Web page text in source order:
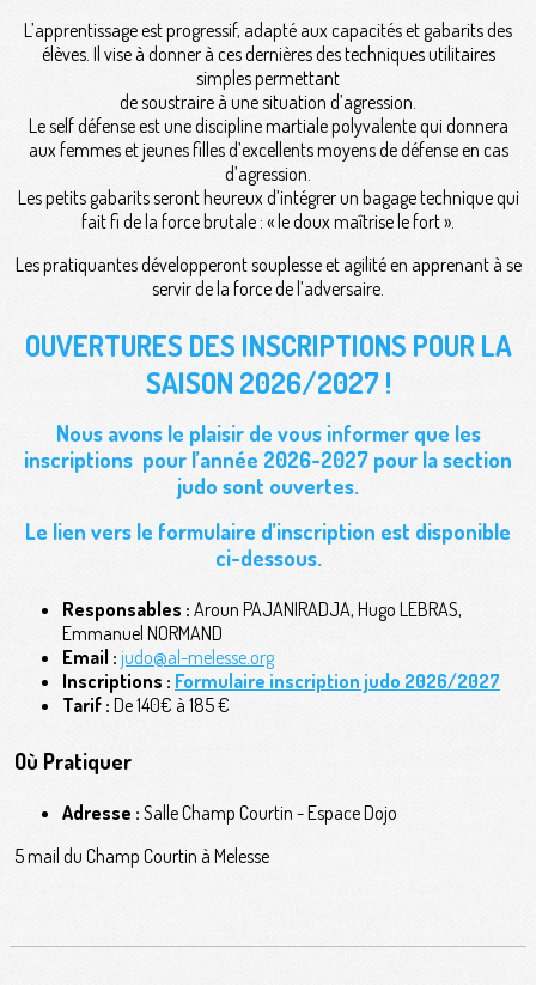
L’apprentissage est progressif, adapté aux capacités et gabarits des
élèves. Il vise à donner à ces dernières des techniques utilitaires
simples permettant
de soustraire à une situation d’agression.
Le self défense est une discipline martiale polyvalente qui donnera
aux femmes et jeunes filles d’excellents moyens de défense en cas
d’agression.
Les petits gabarits seront heureux d’intégrer un bagage technique qui
fait fi de la force brutale : « le doux maîtrise le fort ».
Les pratiquantes développeront souplesse et agilité en apprenant à se
servir de la force de l’adversaire.
OUVERTURES DES INSCRIPTIONS POUR LA
SAISON 2026/2027 !
Nous avons le plaisir de vous informer que les
inscriptions pour l’année 2026-2027 pour la section
judo sont ouvertes.
Le lien vers le formulaire d’inscription est disponible
ci-dessous.
Responsables : Aroun PAJANIRADJA, Hugo LEBRAS,
Emmanuel NORMAND
Email : judo@al-melesse.org
Inscriptions : Formulaire inscription judo 2026/2027
Tarif : De 140€ à 185 €
Où Pratiquer
Adresse : Salle Champ Courtin - Espace Dojo
5 mail du Champ Courtin à Melesse